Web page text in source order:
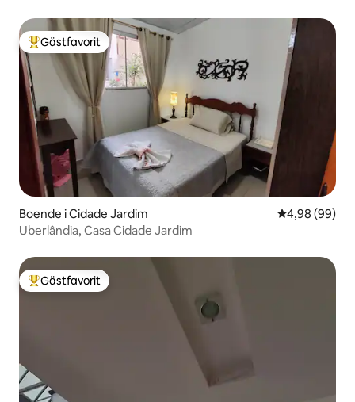
Populär gästfavorit
Gästfavorit
Boende i Cidade Jardim 4,98 av 5 i
4,98 (99)
Uberlândia, Casa Cidade Jardim
Populär gästfavorit
Gästfavorit